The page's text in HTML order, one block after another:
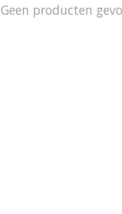
Geen producten